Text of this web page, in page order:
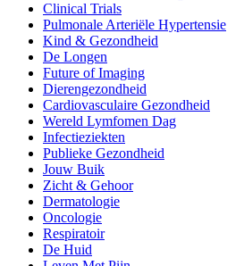
Clinical Trials
Pulmonale Arteriële Hypertensie
Kind & Gezondheid
De Longen
Future of Imaging
Dierengezondheid
Cardiovasculaire Gezondheid
Wereld Lymfomen Dag
Infectieziekten
Publieke Gezondheid
Jouw Buik
Zicht & Gehoor
Dermatologie
Oncologie
Respiratoir
De Huid